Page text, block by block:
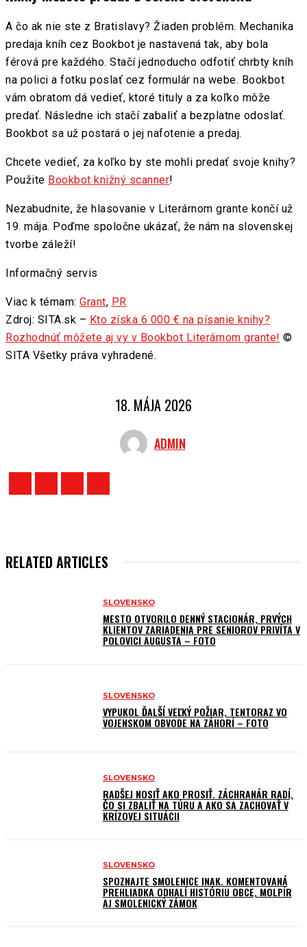
A čo ak nie ste z Bratislavy? Žiaden problém. Mechanika
predaja kníh cez Bookbot je nastavená tak, aby bola
férová pre každého. Stačí jednoducho odfotiť chrbty kníh
na polici a fotku poslať cez formulár na webe. Bookbot
vám obratom dá vedieť, ktoré tituly a za koľko môže
predať. Následne ich stačí zabaliť a bezplatne odoslať.
Bookbot sa už postará o jej nafotenie a predaj.
Chcete vedieť, za koľko by ste mohli predať svoje knihy?
Použite Bookbot knižný scanner!
Nezabudnite, že hlasovanie v Literárnom grante končí už
19. mája. Poďme spoločne ukázať, že nám na slovenskej
tvorbe záleží!
Informačný servis
Viac k témam: Grant, PR
Zdroj: SITA.sk – Kto získa 6 000 € na písanie knihy?
Rozhodnúť môžete aj vy v Bookbot Literárnom grante! ©
SITA Všetky práva vyhradené.
18. MÁJA 2026
ADMIN
RELATED ARTICLES
SLOVENSKO
MESTO OTVORILO DENNÝ STACIONÁR, PRVÝCH
KLIENTOV ZARIADENIA PRE SENIOROV PRIVÍTA V
POLOVICI AUGUSTA – FOTO
SLOVENSKO
VYPUKOL ĎALŠÍ VEĽKÝ POŽIAR, TENTORAZ VO
VOJENSKOM OBVODE NA ZÁHORÍ – FOTO
SLOVENSKO
RADŠEJ NOSIŤ AKO PROSIŤ. ZÁCHRANÁR RADÍ,
ČO SI ZBALIŤ NA TÚRU A AKO SA ZACHOVAŤ V
KRÍZOVEJ SITUÁCII
SLOVENSKO
SPOZNAJTE SMOLENICE INAK. KOMENTOVANÁ
PREHLIADKA ODHALÍ HISTÓRIU OBCE, MOLPÍR
AJ SMOLENICKÝ ZÁMOK